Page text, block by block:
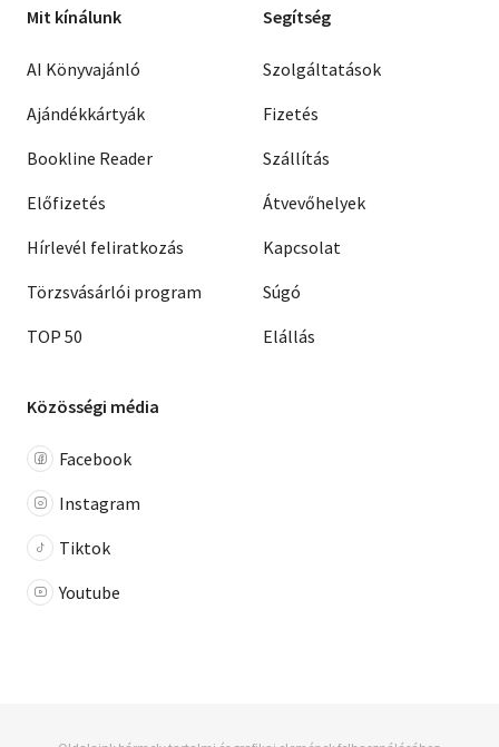
Mit kínálunk
AI Könyvajánló
Ajándékkártyák
Bookline Reader
Előfizetés
Hírlevél feliratkozás
Törzsvásárlói program
TOP 50
Segítség
Szolgáltatások
Fizetés
Szállítás
Átvevőhelyek
Kapcsolat
Súgó
Elállás
Közösségi média
Facebook
Instagram
Tiktok
Youtube